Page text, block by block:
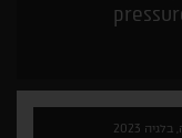
2023